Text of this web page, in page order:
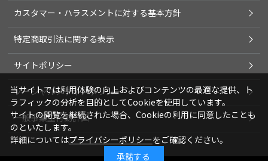
カスタマー・ハラスメントに対する基本方針
特定商取引法に関する表示
サイトポリシー
ソーシャルメディアポリシー
一般事業主行動計画
当サイトでは利用体験の向上およびコンテンツの最適な提供、ト
ラフィックの分析を目的としてCookieを使用しています。
サイトの閲覧を継続された場合、Cookieの利用に同意したことも
のといたします。
詳細についてはプライバシーポリシーをご確認ください。
承諾する